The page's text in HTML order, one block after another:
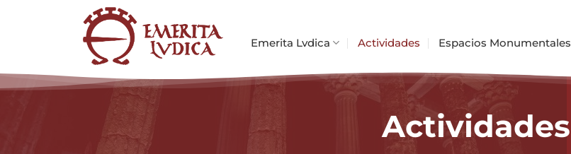
Emerita Lvdica Actividades Espacios Monumentales
Actividades